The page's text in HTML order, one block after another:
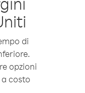
di
opzioni
costo